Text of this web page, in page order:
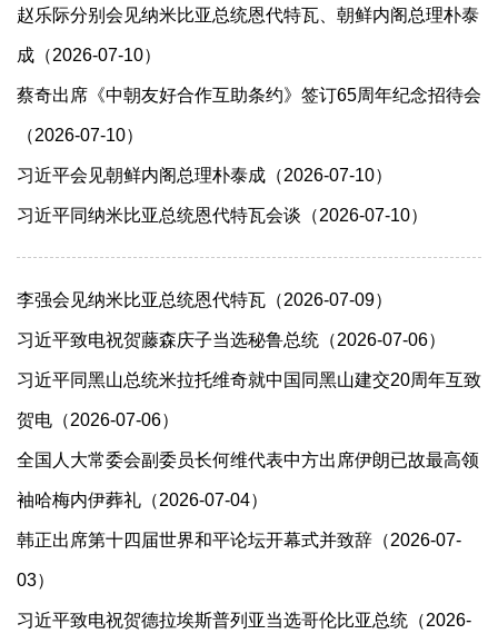
赵乐际分别会见纳米比亚总统恩代特瓦、朝鲜内阁总理朴泰
成（2026-07-10）
蔡奇出席《中朝友好合作互助条约》签订65周年纪念招待会
（2026-07-10）
习近平会见朝鲜内阁总理朴泰成（2026-07-10）
习近平同纳米比亚总统恩代特瓦会谈（2026-07-10）
李强会见纳米比亚总统恩代特瓦（2026-07-09）
习近平致电祝贺藤森庆子当选秘鲁总统（2026-07-06）
习近平同黑山总统米拉托维奇就中国同黑山建交20周年互致
贺电（2026-07-06）
全国人大常委会副委员长何维代表中方出席伊朗已故最高领
袖哈梅内伊葬礼（2026-07-04）
韩正出席第十四届世界和平论坛开幕式并致辞（2026-07-
03）
习近平致电祝贺德拉埃斯普列亚当选哥伦比亚总统（2026-